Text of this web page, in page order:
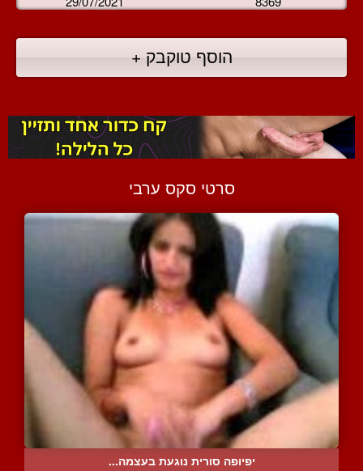
הוסף טוקבק +
סרטי סקס ערבי
יפיופה סורית נוגעת בעצמה...